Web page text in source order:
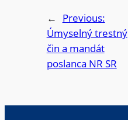
←
Previous:
Úmyselný trestný
čin a mandát
poslanca NR SR